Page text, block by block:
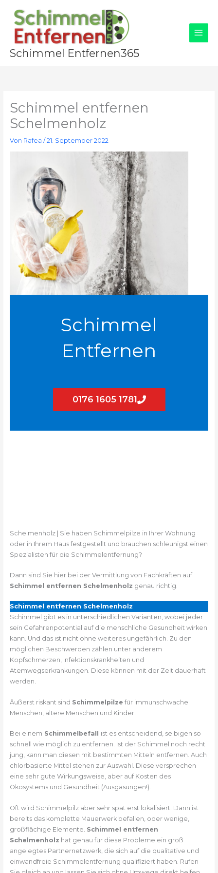
Inhalt
springen
Schimmel Entfernen365
Schimmel entfernen
Schelmenholz
Von Rafea /21. September 2022
Schimmel
Entfernen
0176 1605 1781
Schelmenholz | Sie haben Schimmelpilze in Ihrer Wohnung
oder in Ihrem Haus festgestellt und brauchen schleunigst einen
Spezialisten für die Schimmelentfernung?
Dann sind Sie hier bei der Vermittlung von Fachkräften auf
Schimmel entfernen Schelmenholz genau richtig.
Schimmel entfernen Schelmenholz
Schimmel gibt es in unterschiedlichen Varianten, wobei jeder
sein Gefahrenpotential auf die menschliche Gesundheit wirken
kann. Und das ist nicht ohne weiteres ungefährlich. Zu den
möglichen Beschwerden zählen unter anderem
Kopfschmerzen, Infektionskrankheiten und
Atemwegserkrankungen. Diese können mit der Zeit dauerhaft
werden.
Äußerst riskant sind Schimmelpilze für immunschwache
Menschen, ältere Menschen und Kinder.
Bei einem Schimmelbefall ist es entscheidend, selbigen so
schnell wie möglich zu entfernen. Ist der Schimmel noch recht
jung, kann man diesen mit bestimmten Mitteln entfernen. Auch
chlorbasierte Mittel stehen zur Auswahl. Diese versprechen
eine sehr gute Wirkungsweise, aber auf Kosten des
Ökosystems und Gesundheit (Ausgasungen!).
Oft wird Schimmelpilz aber sehr spät erst lokalisiert. Dann ist
bereits das komplette Mauerwerk befallen, oder wenige,
großflächige Elemente. Schimmel entfernen
Schelmenholz hat genau für diese Probleme ein groß
angelegtes Partnernetzwerk, die sich auf die qualitative und
einwandfreie Schimmelentfernung qualifiziert haben. Rufen